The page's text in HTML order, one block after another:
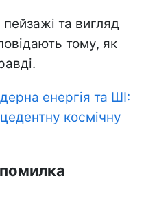
пейзажі та вигляд
тому, як
енергія та ШІ:
космічну